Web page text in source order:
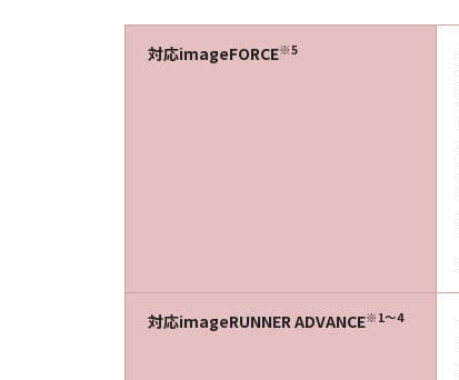
対応imageFORCE※5
対応imageRUNNER ADVANCE※1～4